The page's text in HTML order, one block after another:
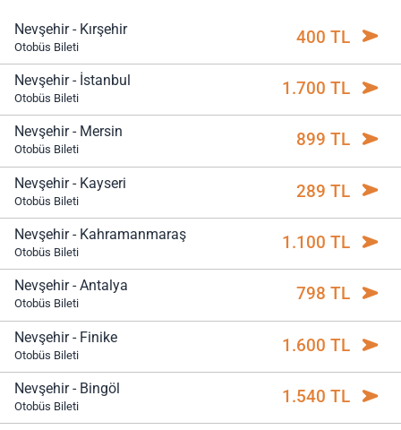
Nevşehir - Kırşehir
Otobüs Bileti 400 TL
Nevşehir - İstanbul
Otobüs Bileti 1.700 TL
Nevşehir - Mersin
Otobüs Bileti 899 TL
Nevşehir - Kayseri
Otobüs Bileti 289 TL
Nevşehir - Kahramanmaraş
Otobüs Bileti 1.100 TL
Nevşehir - Antalya
Otobüs Bileti 798 TL
Nevşehir - Finike
Otobüs Bileti 1.600 TL
Nevşehir - Bingöl
Otobüs Bileti 1.540 TL